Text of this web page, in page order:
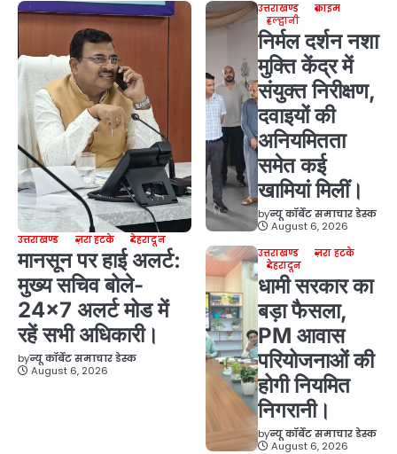
उत्तराखण्ड ज़रा हटके देहरादून
मानसून पर हाई अलर्ट:
मुख्य सचिव बोले-
24×7 अलर्ट मोड में
रहें सभी अधिकारी।
byन्यू कॉर्बेट समाचार डेस्क
August 6, 2026
उत्तराखण्ड
क्राइम
हल्द्वानी
निर्मल दर्शन नशा
मुक्ति केंद्र में
संयुक्त निरीक्षण,
दवाइयों की
अनियमितता
समेत कई
खामियां मिलीं।
byन्यू कॉर्बेट समाचार डेस्क
August 6, 2026
उत्तराखण्ड
ज़रा हटके
देहरादून
धामी सरकार का
बड़ा फैसला,
PM आवास
परियोजनाओं की
होगी नियमित
निगरानी।
byन्यू कॉर्बेट समाचार डेस्क
August 6, 2026